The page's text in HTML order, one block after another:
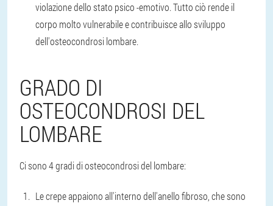
violazione dello stato psico -emotivo. Tutto ciò rende il
corpo molto vulnerabile e contribuisce allo sviluppo
dell'osteocondrosi lombare.
GRADO DI
OSTEOCONDROSI DEL
LOMBARE
Ci sono 4 gradi di osteocondrosi del lombare:
Le crepe appaiono all'interno dell'anello fibroso, che sono